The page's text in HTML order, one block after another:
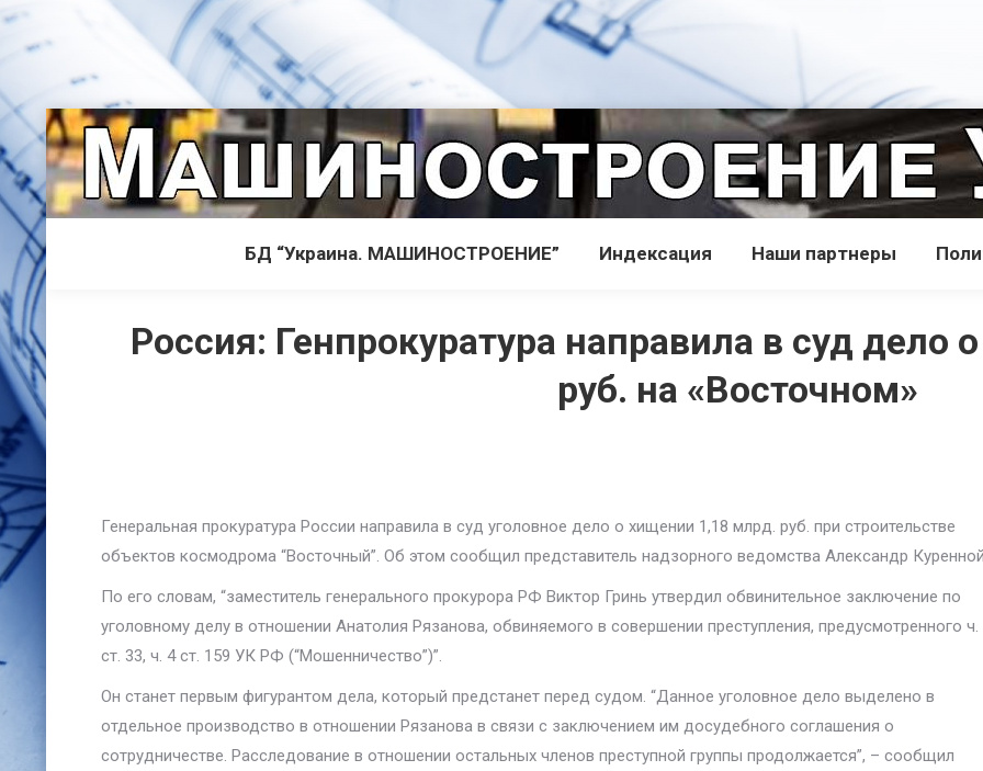
БД “Украина. МАШИНОСТРОЕНИЕ” Индекcация Наши партнеры
Россия: Генпрокуратура направила в суд
руб. на «Восточном»
Генеральная прокуратура России направила в суд уголовное дело о хищении 1,18 млрд. руб. при строительстве
объектов космодрома “Восточный”. Об этом сообщил представитель надзорного ведомства Александр
По его словам, “заместитель генерального прокурора РФ Виктор Гринь утвердил обвинительное заключение по
уголовному делу в отношении Анатолия Рязанова, обвиняемого в совершении преступления, предусмотренного ч.
ст. 33, ч. 4 ст. 159 УК РФ (“Мошенничество”)”.
Он станет первым фигурантом дела, который предстанет перед судом. “Данное уголовное дело выделено в
отдельное производство в отношении Рязанова в связи с заключением им досудебного соглашения о
сотрудничестве. Расследование в отношении остальных членов преступной группы продолжается”, – сообщил